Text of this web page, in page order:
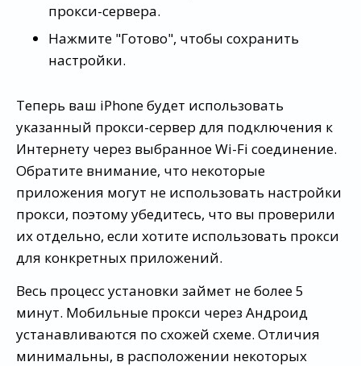
прокси-сервера.
Нажмите "Готово", чтобы сохранить
настройки.
Теперь ваш iPhone будет использовать
указанный прокси-сервер для подключения к
Интернету через выбранное Wi-Fi соединение.
Обратите внимание, что некоторые
приложения могут не использовать настройки
прокси, поэтому убедитесь, что вы проверили
их отдельно, если хотите использовать прокси
для конкретных приложений.
Весь процесс установки займет не более 5
минут. Мобильные прокси через Андроид
устанавливаются по схожей схеме. Отличия
минимальны, в расположении некоторых